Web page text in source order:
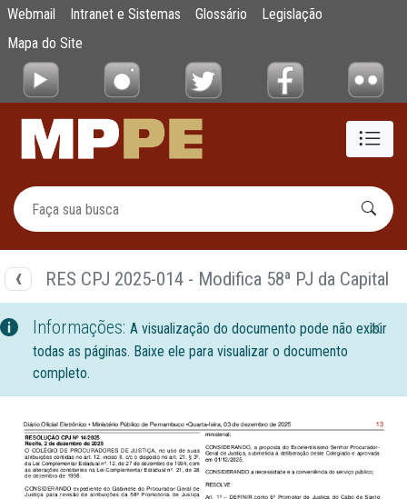
Pular para o Conteúdo principal
Documentos
Webmail Intranet e Sistemas Glossário
Legislação
Mapa do Site
RES CPJ 2025-014 - Modifica 58ª PJ da Capital
Informações: A visualização do documento pode não exibir
todas as páginas. Baixe ele para visualizar o documento
completo.